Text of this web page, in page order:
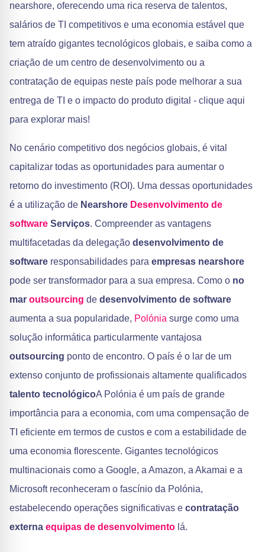
nearshore, oferecendo uma rica reserva de talentos,
salários de TI competitivos e uma economia estável que
tem atraído gigantes tecnológicos globais, e saiba como a
criação de um centro de desenvolvimento ou a
contratação de equipas neste país pode melhorar a sua
entrega de TI e o impacto do produto digital - clique aqui
para explorar mais!
No cenário competitivo dos negócios globais, é vital
capitalizar todas as oportunidades para aumentar o
retorno do investimento (ROI). Uma dessas oportunidades
é a utilização de Nearshore Desenvolvimento de
software Serviços. Compreender as vantagens
multifacetadas da delegação desenvolvimento de
software responsabilidades para empresas nearshore
pode ser transformador para a sua empresa. Como o no
mar outsourcing de desenvolvimento de software
aumenta a sua popularidade, Polónia surge como uma
solução informática particularmente vantajosa
outsourcing ponto de encontro. O país é o lar de um
extenso conjunto de profissionais altamente qualificados
talento tecnológicoA Polónia é um país de grande
importância para a economia, com uma compensação de
TI eficiente em termos de custos e com a estabilidade de
uma economia florescente. Gigantes tecnológicos
multinacionais como a Google, a Amazon, a Akamai e a
Microsoft reconheceram o fascínio da Polónia,
estabelecendo operações significativas e contratação
externa equipas de desenvolvimento lá.